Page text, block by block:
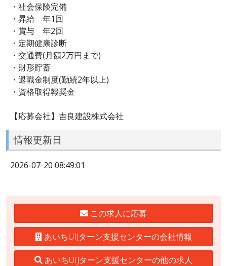
・社会保険完備
・昇給 年1回
・賞与 年2回
・定期健康診断
・交通費(月額2万円まで)
・財形貯蓄
・退職金制度(勤続2年以上)
・資格取得報奨金
【応募会社】吉良建設株式会社
情報更新日
2026-07-20 08:49:01
この求人に応募
あいちUIJターン支援センターの会社情報
あいちUIJターン支援センターの他の求人